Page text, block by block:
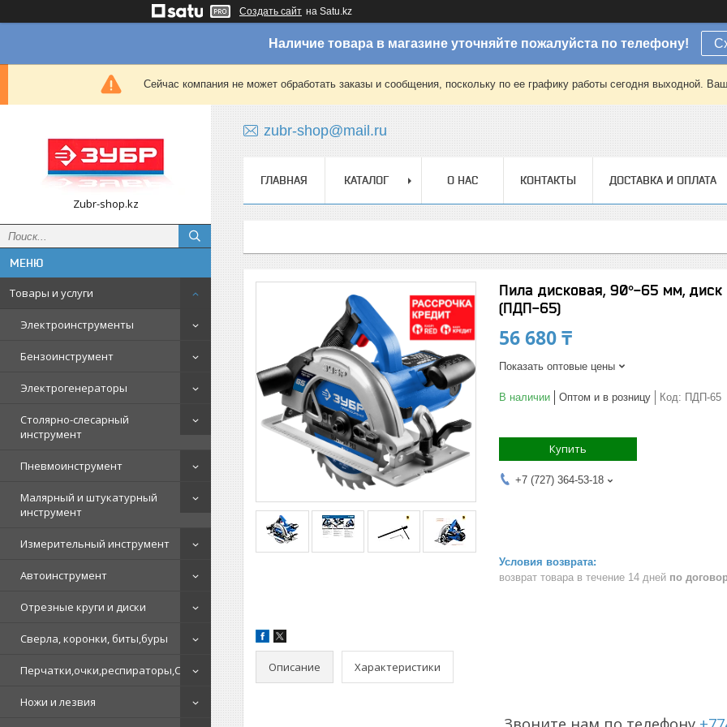
Создать сайт на Satu.kz
Наличие товара в магазине уточняйте пожалуйста по телефону!
Сейчас компания не может обработать заказы и сообщения, поскольку по ее графику работы сегодня выходной.
Zubr-shop.kz
Товары и услуги
Электроинструменты
Бензоинструмент
Электрогенераторы
Столярно-слесарный
инструмент
Пневмоинструмент
Малярный и штукатурный
инструмент
Измерительный инструмент
Автоинструмент
Отрезные круги и диски
Сверла, коронки, биты,буры
Перчатки,очки,респираторы,СИЗ
Ножи и лезвия
zubr-shop@mail.ru
ГЛАВНАЯ КАТАЛОГ О НАС КОНТАКТЫ ДОСТАВКА И ОПЛАТА
Пила дисковая, 90°-65 мм,
(ПДП-65)
56 680 ₸
Показать оптовые цены
В наличии Оптом и в розницу Код: ПДП-65
Купить
+7 (727) 364-53-18
возврат товара в течение 14 дней по
Описание Характеристики